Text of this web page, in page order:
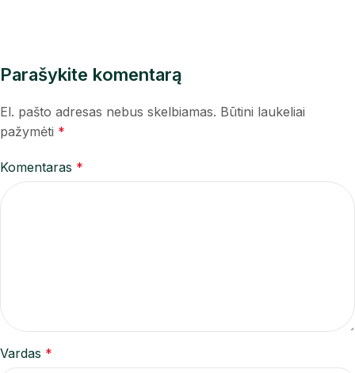
Parašykite komentarą
El. pašto adresas nebus skelbiamas. Būtini laukeliai
pažymėti *
Komentaras *
Vardas *